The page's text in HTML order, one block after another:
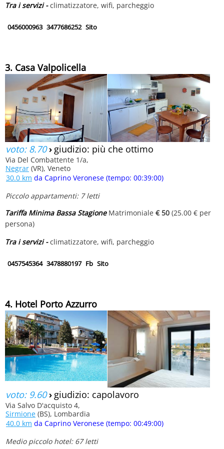
Tra i servizi -climatizzatore, wifi, parcheggio
0456000963 3477686252 Sito
3. Casa Valpolicella
voto: 8.70› giudizio: più che ottimo
Via Del Combattente 1/a,
Negrar (VR), Veneto
30.0 km da Caprino Veronese (tempo: 00:39:00)
Piccolo appartamenti: 7 letti
Tariffa Minima Bassa StagioneMatrimoniale € 50 (25.00 € per
persona)
Tra i servizi -climatizzatore, wifi, parcheggio
0457545364 3478880197 Fb Sito
4. Hotel Porto Azzurro
voto: 9.60› giudizio: capolavoro
Via Salvo D'acquisto 4,
Sirmione (BS), Lombardia
40.0 km da Caprino Veronese (tempo: 00:49:00)
Medio piccolo hotel: 67 letti